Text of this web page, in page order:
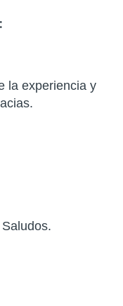
la experiencia y
Saludos.